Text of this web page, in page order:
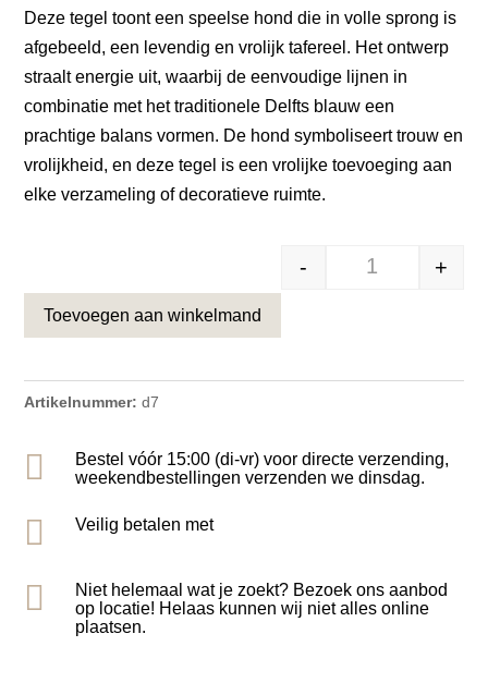
Deze tegel toont een speelse hond die in volle sprong is
afgebeeld, een levendig en vrolijk tafereel. Het ontwerp
straalt energie uit, waarbij de eenvoudige lijnen in
combinatie met het traditionele Delfts blauw een
prachtige balans vormen. De hond symboliseert trouw en
vrolijkheid, en deze tegel is een vrolijke toevoeging aan
elke verzameling of decoratieve ruimte.
- +
Toevoegen aan winkelmand
Artikelnummer: d7

Bestel vóór 15:00 (di-vr) voor directe verzending,
weekendbestellingen verzenden we dinsdag.
 Veilig betalen met

Niet helemaal wat je zoekt? Bezoek ons aanbod
op locatie! Helaas kunnen wij niet alles online
plaatsen.